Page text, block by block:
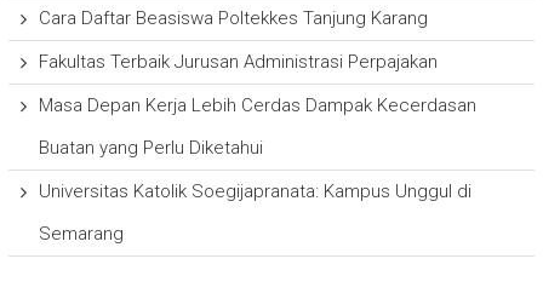
Cara Daftar Beasiswa Poltekkes Tanjung Karang
Fakultas Terbaik Jurusan Administrasi Perpajakan
Masa Depan Kerja Lebih Cerdas Dampak Kecerdasan
Buatan yang Perlu Diketahui
Universitas Katolik Soegijapranata: Kampus Unggul di
Semarang